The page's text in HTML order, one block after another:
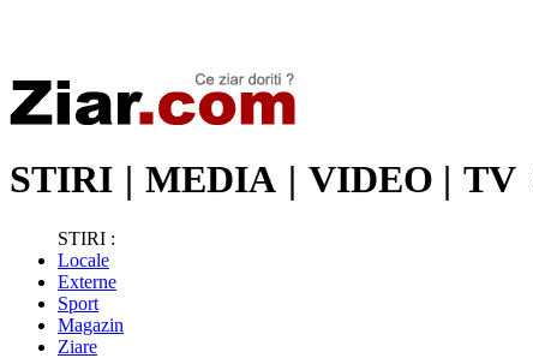
STIRI | MEDIA | VIDEO | TV
STIRI :
Locale
Externe
Sport
Magazin
Ziare